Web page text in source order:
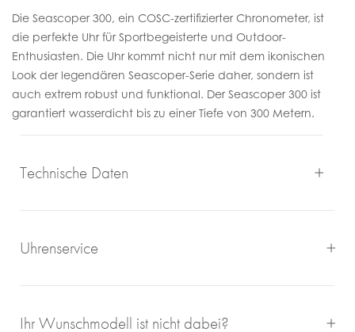
Die Seascoper 300, ein COSC-zertifizierter Chronometer, ist
die perfekte Uhr für Sportbegeisterte und Outdoor-
Enthusiasten. Die Uhr kommt nicht nur mit dem ikonischen
Look der legendären Seascoper-Serie daher, sondern ist
auch extrem robust und funktional. Der Seascoper 300 ist
garantiert wasserdicht bis zu einer Tiefe von 300 Metern.
Technische Daten
Uhrenservice
Mit großem Engagement, Sachverstand und viel eigener
Freude an schönen Uhren sorgen wir für einen
Ihr Wunschmodell ist nicht dabei?